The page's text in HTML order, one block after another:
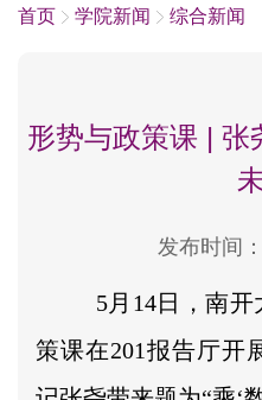
首页 学院新闻 综合新闻
形势与政策课 | 张
发布时间
5月14日，南
策课在201报告厅开